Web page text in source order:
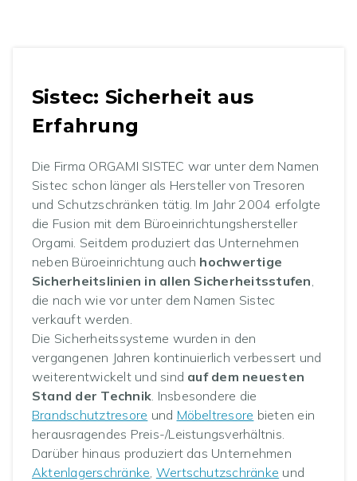
Sistec: Sicherheit aus
Erfahrung
Die Firma ORGAMI SISTEC war unter dem Namen
Sistec schon länger als Hersteller von Tresoren
und Schutzschränken tätig. Im Jahr 2004 erfolgte
die Fusion mit dem Büroeinrichtungshersteller
Orgami. Seitdem produziert das Unternehmen
neben Büroeinrichtung auch hochwertige
Sicherheitslinien in allen Sicherheitsstufen
die nach wie vor unter dem Namen Sistec
verkauft werden.
Die Sicherheitssysteme wurden in den
vergangenen Jahren kontinuierlich verbessert und
weiterentwickelt und sind auf dem neuesten
Stand der Technik . Insbesondere die
Brandschutztresore und Möbeltresore bieten ein
herausragendes Preis-/Leistungsverhältnis.
Darüber hinaus produziert das Unternehmen
Aktenlagerschränke Wertschutzschränke und